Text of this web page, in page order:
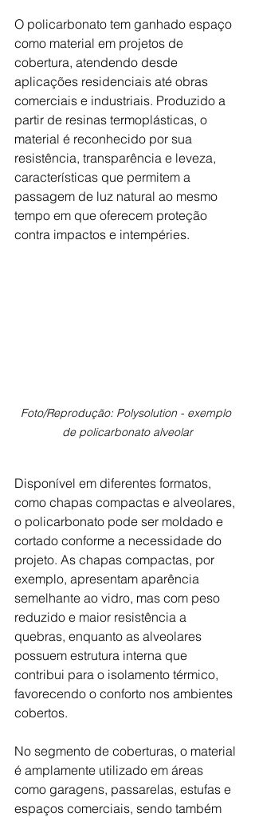
O policarbonato tem ganhado espaço
como material em projetos de
cobertura, atendendo desde
aplicações residenciais até obras
comerciais e industriais. Produzido a
partir de resinas termoplásticas, o
material é reconhecido por sua
resistência, transparência e leveza,
características que permitem a
passagem de luz natural ao mesmo
tempo em que oferecem proteção
contra impactos e intempéries.
Foto/Reprodução: Polysolution - exemplo
de policarbonato alveolar
Disponível em diferentes formatos,
como chapas compactas e alveolares,
o policarbonato pode ser moldado e
cortado conforme a necessidade do
projeto. As chapas compactas, por
exemplo, apresentam aparência
semelhante ao vidro, mas com peso
reduzido e maior resistência a
quebras, enquanto as alveolares
possuem estrutura interna que
contribui para o isolamento térmico,
favorecendo o conforto nos ambientes
cobertos.
No segmento de coberturas, o material
é amplamente utilizado em áreas
como garagens, passarelas, estufas e
espaços comerciais, sendo também